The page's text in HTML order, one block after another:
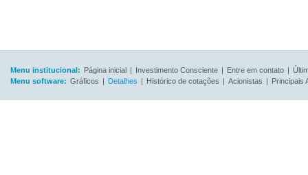
Menu institucional: Página inicial | Investimento Consciente | Entre em contato |
Menu software: Gráficos | Detalhes | Histórico de cotações | Acionistas | Principais